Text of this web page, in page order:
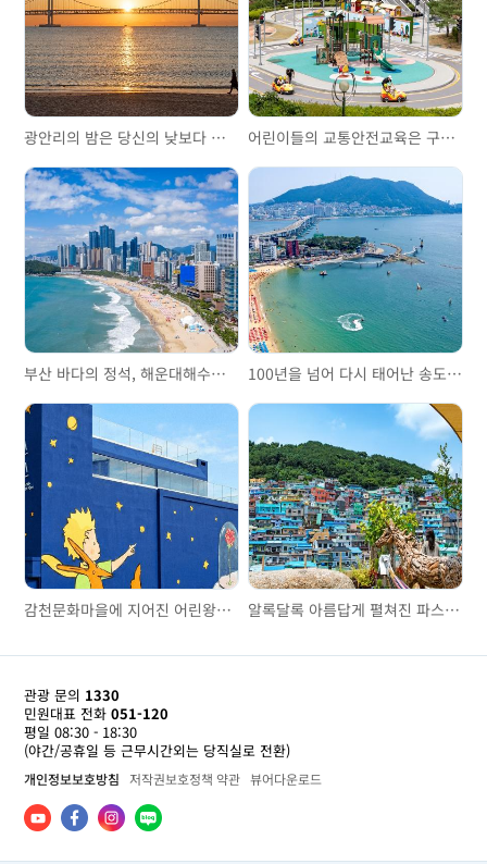
광안리의 밤은 당신의 낮보다 아름답다 어린이들의 교통안전교육은 구포어린이교통공원에서
부산 바다의 정석, 해운대해수욕장 100년을 넘어 다시 태어난 송도해수욕장
감천문화마을에 지어진 어린왕자의 집, 리틀 프린스 하우스 알록달록 아름답게 펼쳐진 파스텔톤, 감천문화마을
관광 문의 1330
민원대표 전화 051-120
평일 08:30 - 18:30
(야간/공휴일 등 근무시간외는 당직실로 전환)
개인정보보호방침 저작권보호정책 약관 뷰어다운로드